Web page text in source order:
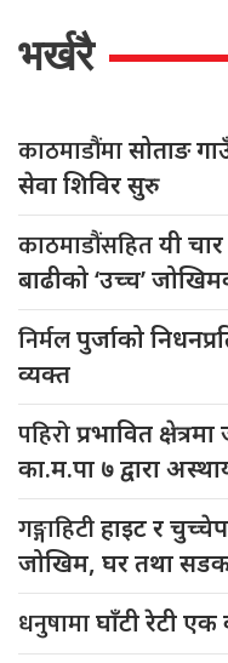
भर्खरै
काठमाडौंमासोताङ
सेवा शिविर सुरु
काठमाडौंसहितयी
बाढीको ‘उच्च’
निर्मलपुर्जाको
व्यक्त
पहिरोप्रभावित
का.म.पा ७ द्वारा
गङ्गाहिटीहाइट र
जोखिम, घर तथा सडक
धनुषामाघाँटी रेटी एक